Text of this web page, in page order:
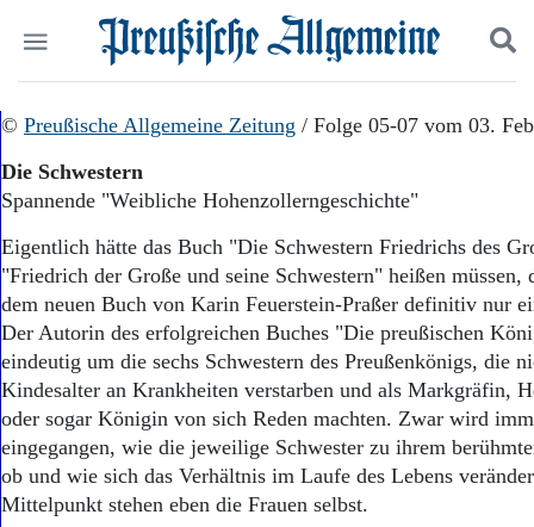
Start
Wer wir sind
Politik
Panorama
Leben
Geschichte
Ostpreußen
Pommern
Berlin-Brandenburg
Schlesien
Danzig und Westpreußen
Bücher
Suchen und finden
© Preußische Allgemeine Zeitung / Folge 05-07 vom 03.
Die Schwestern
Spannende "Weibliche Hohenzollerngeschichte"
Eigentlich hätte das Buch "Die Schwestern Friedrichs des
"Friedrich der Große und seine Schwestern" heißen
dem neuen Buch von Karin Feuerstein-Praßer definitiv nur
Der Autorin des erfolgreichen Buches "Die preußischen
eindeutig um die sechs Schwestern des Preußenkönigs, die
Kindesalter an Krankheiten verstarben und als Markgräfin,
oder sogar Königin von sich Reden machten. Zwar wird
eingegangen, wie die jeweilige Schwester zu ihrem
ob und wie sich das Verhältnis im Laufe des Lebens
Mittelpunkt stehen eben die Frauen selbst.